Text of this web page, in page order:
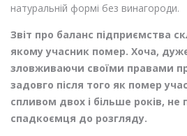
натуральній формі без винагороди.
Звіт про баланс підприємства
якому учасник помер. Хоча,
зловживаючи своїми правами
задовго після того як помер
спливом двох і більше років,
спадкоємця до розгляду.